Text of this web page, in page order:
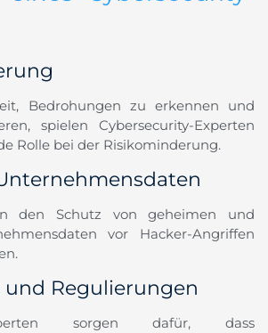
Bedrohungen zu erkennen und
spielen Cybersecurity-Experten
Rolle bei der Risikominderung.
den Schutz von geheimen und
vor Hacker-Angriffen
und Regulierungen
Experten sorgen dafür, dass